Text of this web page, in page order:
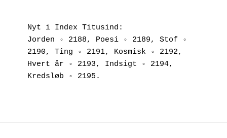
Nyt i Index Titusind:
Jorden ◦ 2188, Poesi ◦ 2189, Stof ◦
2190, Ting ◦ 2191, Kosmisk ◦ 2192,
Hvert år ◦ 2193, Indsigt ◦ 2194,
Kredsløb ◦ 2195.